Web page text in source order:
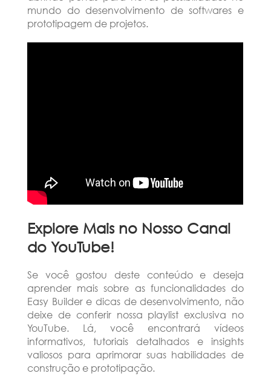
mundo do desenvolvimento de softwares e
prototipagem de projetos.
Explore Mais no Nosso Canal
do YouTube!
Se você gostou deste conteúdo e deseja
aprender mais sobre as funcionalidades do
Easy Builder e dicas de desenvolvimento, não
deixe de conferir nossa playlist exclusiva no
YouTube. Lá, você encontrará vídeos
informativos, tutoriais detalhados e insights
valiosos para aprimorar suas habilidades de
construção e prototipação.